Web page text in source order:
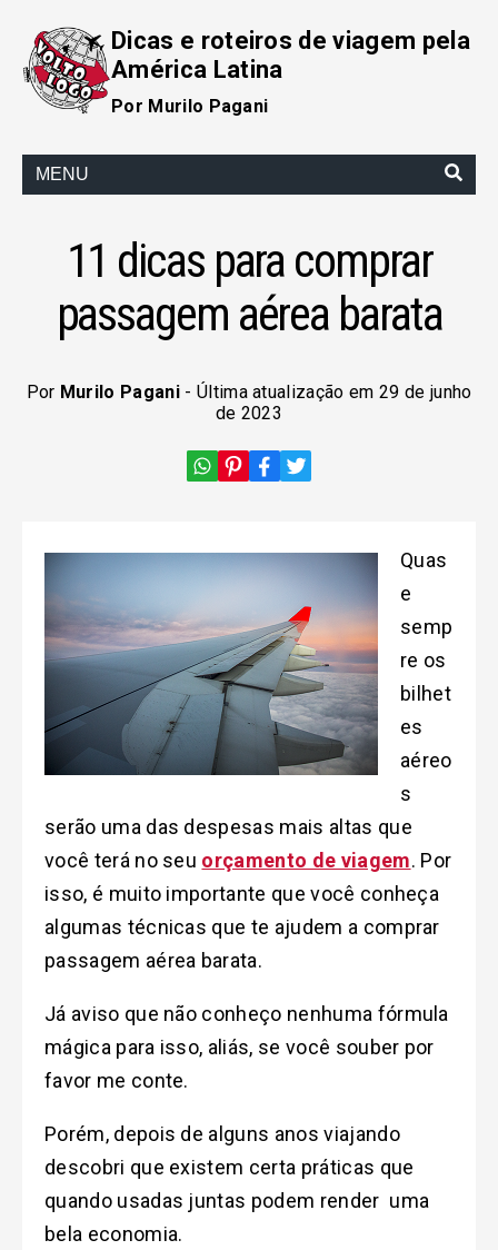
Dicas e roteiros de viagem pela
América Latina
Por Murilo Pagani
MENU
11 dicas para comprar
passagem aérea barata
Por Murilo Pagani- Última atualização em 29 de junho
de 2023
Quas
e
semp
re os
bilhet
es
aéreo
s
serão uma das despesas mais altas que
você terá no seu orçamento de viagem. Por
isso, é muito importante que você conheça
algumas técnicas que te ajudem a comprar
passagem aérea barata.
Já aviso que não conheço nenhuma fórmula
mágica para isso, aliás, se você souber por
favor me conte.
Porém, depois de alguns anos viajando
descobri que existem certa práticas que
quando usadas juntas podem render uma
bela economia.